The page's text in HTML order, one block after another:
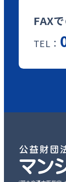
FAX
TEL：